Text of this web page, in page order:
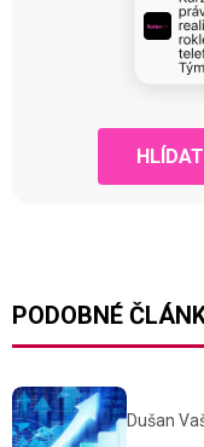
PODOBNÉ
Dušan